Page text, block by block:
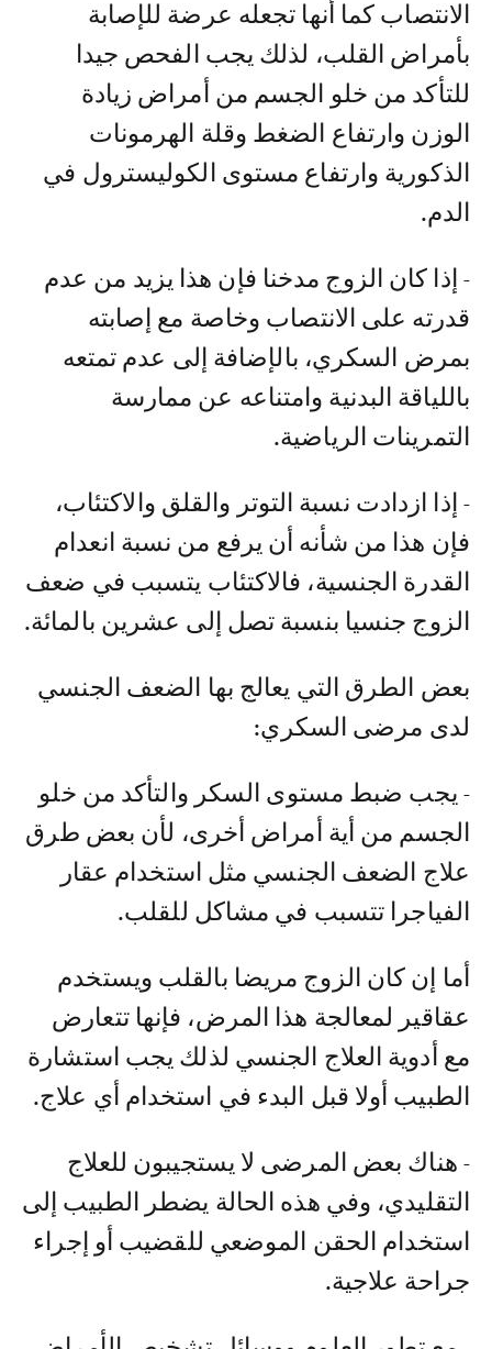
الانتصاب كما أنها تجعله عرضة للإصابة
بأمراض القلب، لذلك يجب الفحص جيدا
للتأكد من خلو الجسم من أمراض زيادة
الوزن وارتفاع الضغط وقلة الهرمونات
الذكورية وارتفاع مستوى الكوليسترول في
الدم.
- إذا كان الزوج مدخنا فإن هذا يزيد من عدم
قدرته على الانتصاب وخاصة مع إصابته
بمرض السكري، بالإضافة إلى عدم تمتعه
باللياقة البدنية وامتناعه عن ممارسة
التمرينات الرياضية.
- إذا ازدادت نسبة التوتر والقلق والاكتئاب،
فإن هذا من شأنه أن يرفع من نسبة انعدام
القدرة الجنسية، فالاكتئاب يتسبب في ضعف
الزوج جنسيا بنسبة تصل إلى عشرين بالمائة.
بعض الطرق التي يعالج بها الضعف الجنسي
لدى مرضى السكري:
- يجب ضبط مستوى السكر والتأكد من خلو
الجسم من أية أمراض أخرى، لأن بعض طرق
علاج الضعف الجنسي مثل استخدام عقار
الفياجرا تتسبب في مشاكل للقلب.
أما إن كان الزوج مريضا بالقلب ويستخدم
عقاقير لمعالجة هذا المرض، فإنها تتعارض
مع أدوية العلاج الجنسي لذلك يجب استشارة
الطبيب أولا قبل البدء في استخدام أي علاج.
- هناك بعض المرضى لا يستجيبون للعلاج
التقليدي، وفي هذه الحالة يضطر الطبيب إلى
استخدام الحقن الموضعي للقضيب أو إجراء
جراحة علاجية.